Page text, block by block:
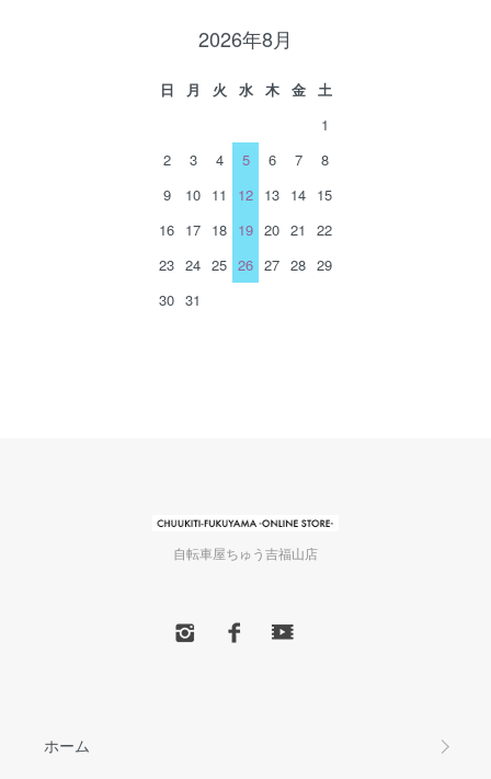
2026年8月
日 月 火 水 木 金
土
1
2
3 4 5 6 7
8
9
10 11 12 13 14 15
16 17 18 19 20 21
22
23 24 25 26 27 28 29
30 31
自転車屋ちゅう吉福山店
ホーム